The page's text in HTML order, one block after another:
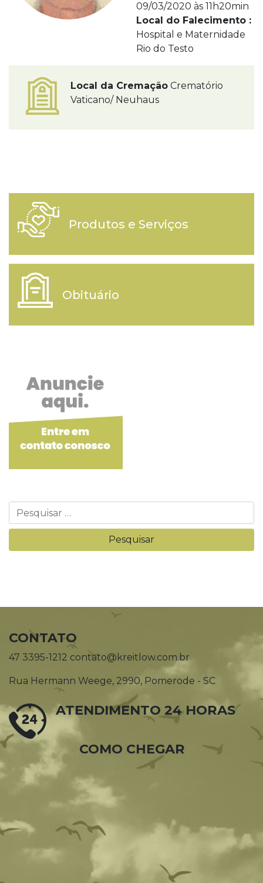
09/03/2020 às 11h20min
Local do Falecimento :
Hospital e Maternidade
Rio do Testo
Local da Cremação Crematório
Vaticano/ Neuhaus
Produtos e Serviços
Obituário
CONTATO
47 3395-1212 contato@kreitlow.com.br
Rua Hermann Weege, 2990, Pomerode - SC
ATENDIMENTO 24 HORAS
COMO CHEGAR